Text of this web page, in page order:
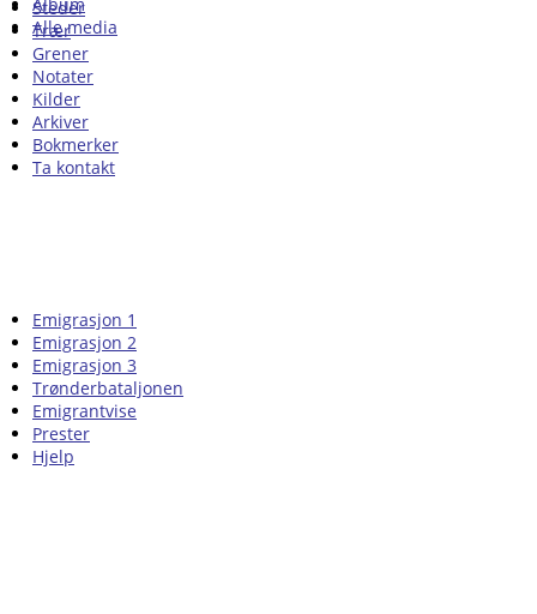
Alle media
Steder
Trær
Grener
Notater
Kilder
Arkiver
Bokmerker
Ta kontakt
Emigrasjon 1
Emigrasjon 2
Emigrasjon 3
Trønderbataljonen
Emigrantvise
Prester
Hjelp